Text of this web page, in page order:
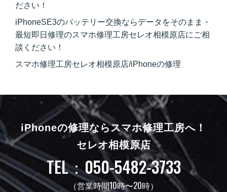
ださい！
iPhoneSE3のバッテリー交換ならデータをそのまま・
最短即日修理のスマホ修理工房セレオ相模原店にご相
談ください！
スマホ修理工房セレオ相模原店/iPhoneの修理
iPhoneの修理ならスマホ修理工房へ！
セレオ相模原店
TEL：050-5482-3733
（営業時間10時〜20時）